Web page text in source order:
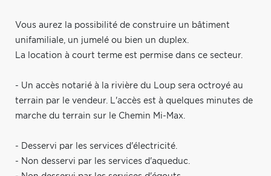
Vous aurez la possibilité de construire un bâtiment
unifamiliale, un jumelé ou bien un duplex.
La location à court terme est permise dans ce secteur.
- Un accès notarié à la rivière du Loup sera octroyé au
terrain par le vendeur. L'accès est à quelques minutes de
marche du terrain sur le Chemin Mi-Max.
- Desservi par les services d'électricité.
- Non desservi par les services d'aqueduc.